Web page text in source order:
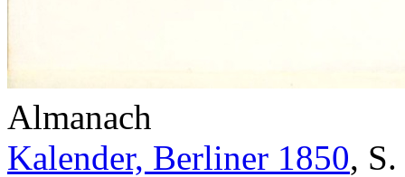
Almanach
Kalender, Berliner 1850, S.